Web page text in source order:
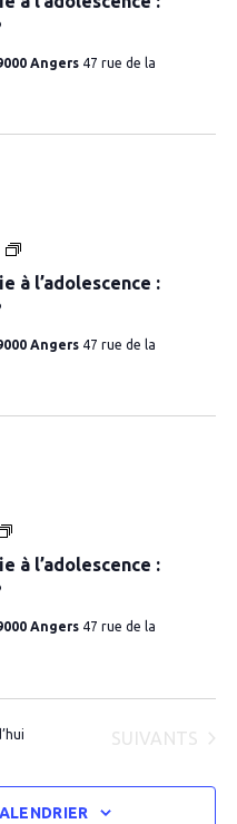
à
l’adolescence
Angers 47 rue de la
à l’adolescence :
Atelier
:
à
l’adolescence
Angers 47 rue de la
à l’adolescence :
Atelier
:
à
l’adolescence
Angers 47 rue de la
ÉVÈNEMENTS
SUIVANTS